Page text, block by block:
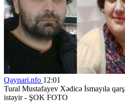
Qaynari.nfo 12:01
Tural Mustafayev Xədicə İsmayıla
istəyir - ŞOK FOTO